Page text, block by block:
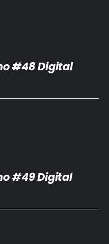
#48 Digital
#49 Digital